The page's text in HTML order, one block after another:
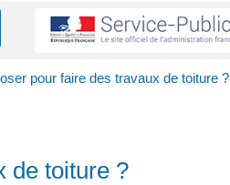
pour faire des travaux de toiture ?
de toiture ?